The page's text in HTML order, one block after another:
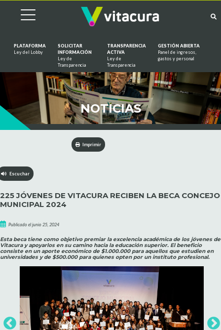
PLATAFORMA
Ley del Lobby
SOLICITAR
INFORMACIÓN
Ley de
Transparencia
TRANSPARENCIA
ACTIVA
Ley de
Transparencia
GESTIÓN ABIERTA
Panel de ingresos,
gastos y personal
NOTICIAS
Imprimir
Escuchar
225 JÓVENES DE VITACURA RECIBEN LA BECA CONCEJO
MUNICIPAL 2024
Publicado el junio 25, 2024
Esta beca tiene como objetivo premiar la excelencia académica de los jóvenes de
Vitacura y apoyarlos en su camino hacia la educación superior. El beneficio
consiste en un aporte económico de $1.000.000 para aquellos que estudien en
universidades y de $500.000 para quienes opten por un instituto profesional.